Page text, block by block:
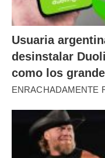
Usuaria
desinstalar
como los
ENRACHADAMENTE